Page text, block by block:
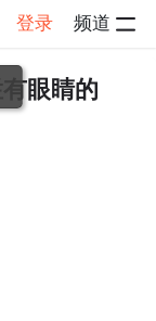
登录 频道
眼睛的